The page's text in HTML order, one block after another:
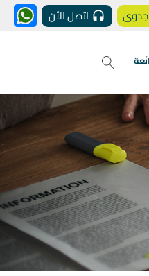
اتصل الأن